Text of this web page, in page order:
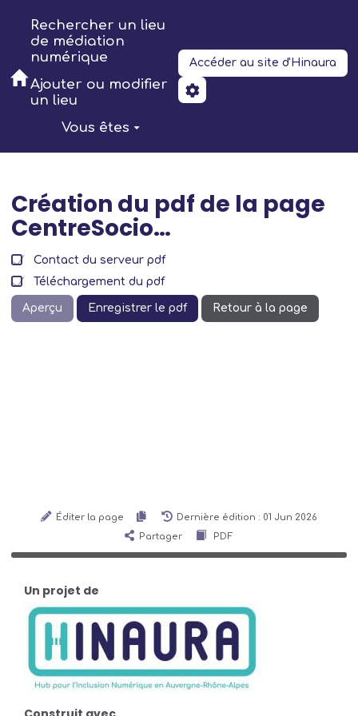
Aller au contenu principal
Rechercher un lieu
de médiation
numérique
Ajouter ou modifier
un lieu
Vous êtes
Accéder au site d'Hinaura
Création du pdf de la page
CentreSocio…
Contact du serveur pdf
Téléchargement du pdf
Aperçu Enregistrer le pdf Retour à la page
Éditer la page
Dernière édition : 01 Jun 2026
Partager
PDF
Un projet de